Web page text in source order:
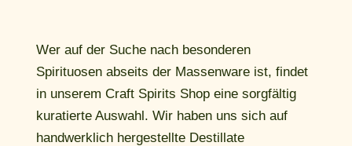
Wer auf der Suche nach besonderen
Spirituosen abseits der Massenware ist, findet
in unserem Craft Spirits Shop eine sorgfältig
kuratierte Auswahl. Wir haben uns sich auf
handwerklich hergestellte Destillate